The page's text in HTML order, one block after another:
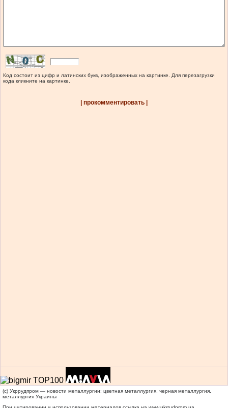
Код состоит из цифр и латинских букв, изображенных на картинке. Для перезагрузки
кода кликните на картинке.
| прокомментировать |
(c) Укррудпром — новости металлургии: цветная металлургия, черная металлургия,
металлургия Украины